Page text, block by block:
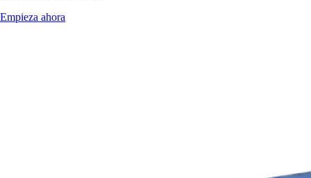
Empieza ahora